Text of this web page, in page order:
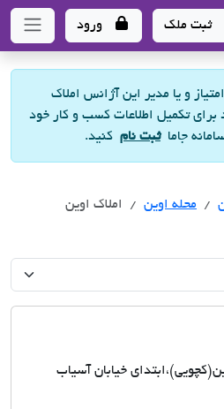
املاک و مشاورین املاک
ثبت ملک ورود
و یا مدیر این آژانس املاک
برای تکمیل اطلاعات کسب و کار خود
جاماثبت نام کنید.
املاکآژانس های املاک
محله اوین املاک اوین
خیابان آسیاب